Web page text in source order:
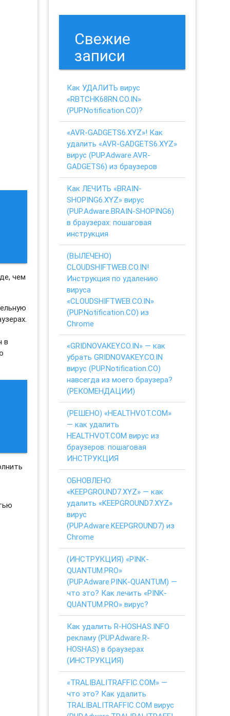
чем
в
Свежие
записи
Как УДАЛИТЬ вирус
«RBTCHK68RN.CO.IN»
(PUP.Notification.CO)?
«AVR-GADGETS6.XYZ»! Как
удалить «AVR-GADGETS6.XYZ»
вирус (PUP.Adware.AVR-
GADGETS6) из браузеров
Как ЛЕЧИТЬ «BRAIN-
SHOPING6.XYZ» вирус
(PUP.Adware.BRAIN-SHOPING6)
в браузерах: пошаговая
инструкция
(ВЫЛЕЧЕНО)
CLOUDSHIFTWEB.CO.IN!
Инструкция по удалению
вируса
«CLOUDSHIFTWEB.CO.IN»
(PUP.Notification.CO) из
Chrome
«GRIDNOVAKEY.CO.IN» — как
убрать GRIDNOVAKEY.CO.IN
вирус (PUP.Notification.CO)
навсегда из моего браузера?
(РЕКОМЕНДАЦИИ)
(РЕШЕНО) «HEALTHVOT.COM»
— как удалить
HEALTHVOT.COM вирус из
браузеров: пошаговая
ИНСТРУКЦИЯ
ОБНОВЛЕНО:
«KEEPGROUND7.XYZ» — как
удалить «KEEPGROUND7.XYZ»
вирус
(PUP.Adware.KEEPGROUND7) из
Chrome
(ИНСТРУКЦИЯ) «PINK-
QUANTUM.PRO»
(PUP.Adware.PINK-QUANTUM) —
что это? Как лечить «PINK-
QUANTUM.PRO» вирус?
Как удалить R-HOSHAS.INFO
рекламу (PUP.Adware.R-
HOSHAS) в браузерах
(ИНСТРУКЦИЯ)
«TRALIBALITRAFFIC.COM» —
что это? Как удалить
TRALIBALITRAFFIC.COM вирус